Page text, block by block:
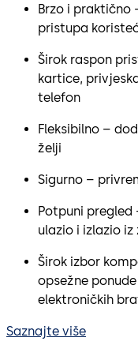
Brzo i
pristupa
Širok raspon
kartice,
telefon
Fleksibilno –
želji
Sigurno –
Potpuni
ulazio i izlazio iz
Širok izbor
opsežne
elektroničkih
Saznajte više